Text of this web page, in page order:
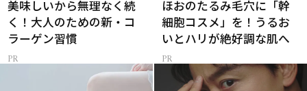
美味しいから無理なく続
く！大人のための新・コ
ラーゲン習慣
ほおのたるみ毛穴に「幹
細胞コスメ」を！うるお
いとハリが絶好調な肌へ